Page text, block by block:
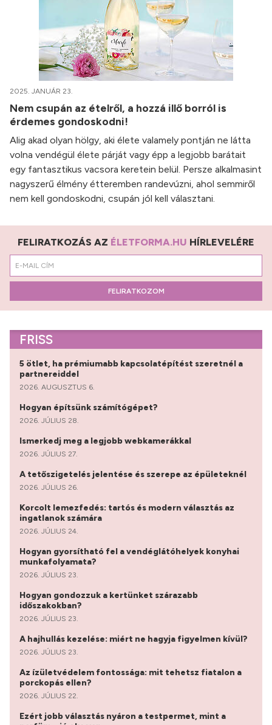
2025. JANUÁR 23.
Nem csupán az ételről, a hozzá illő borról is
érdemes gondoskodni!
Alig akad olyan hölgy, aki élete valamely pontján ne látta
volna vendégül élete párját vagy épp a legjobb barátait
egy fantasztikus vacsora keretein belül. Persze alkalmasint
nagyszerű élmény étteremben randevúzni, ahol semmiről
nem kell gondoskodni, csupán jól kell választani.
FELIRATKOZÁS AZ ÉLETFORMA.HU HÍRLEVELÉRE
FELIRATKOZOM
FRISS
5 ötlet, ha prémiumabb kapcsolatépítést szeretnél a
partnereiddel
2026. AUGUSZTUS 6.
Hogyan építsünk számítógépet?
2026. JÚLIUS 28.
Ismerkedj meg a legjobb webkamerákkal
2026. JÚLIUS 27.
A tetőszigetelés jelentése és szerepe az épületeknél
2026. JÚLIUS 26.
Korcolt lemezfedés: tartós és modern választás az
ingatlanok számára
2026. JÚLIUS 24.
Hogyan gyorsítható fel a vendéglátóhelyek konyhai
munkafolyamata?
2026. JÚLIUS 23.
Hogyan gondozzuk a kertünket szárazabb
időszakokban?
2026. JÚLIUS 23.
A hajhullás kezelése: miért ne hagyja figyelmen kívül?
2026. JÚLIUS 23.
Az ízületvédelem fontossága: mit tehetsz fiatalon a
porckopás ellen?
2026. JÚLIUS 22.
Ezért jobb választás nyáron a testpermet, mint a